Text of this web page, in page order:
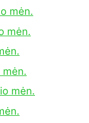
mėn.
mėn.
mėn.
mėn.